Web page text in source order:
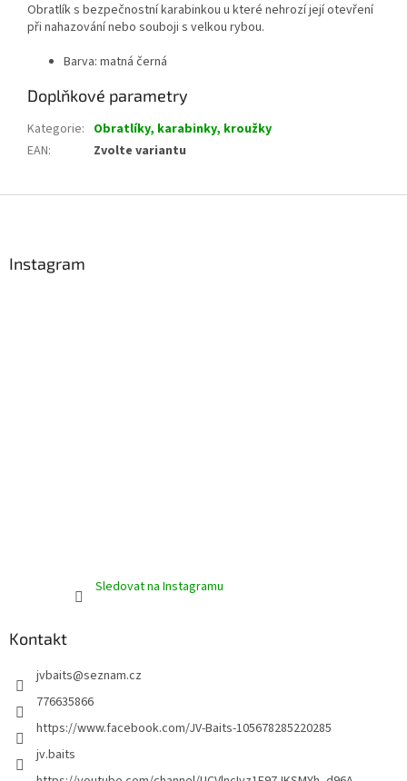
Obratlík s bezpečnostní karabinkou u které nehrozí její otevření
při nahazování nebo souboji s velkou rybou.
Barva: matná černá
Doplňkové parametry
Kategorie: Obratlíky, karabinky, kroužky
EAN: Zvolte variantu
Instagram
Sledovat na Instagramu
Kontakt
jvbaits@seznam.cz
776635866
https://www.facebook.com/JV-Baits-105678285220285
jv.baits